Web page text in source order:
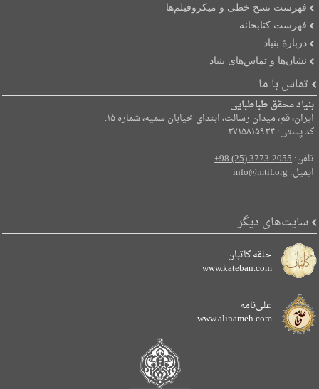
فهرست نسخ خطی و میکروفیلم‌ها
فهرست کتابخانه
دربارۀ بنیاد
نشان‌ها و تماس‌های بنیاد
تماس با ما
بنیاد محقق طباطبایی
ایران، قم، میدان رسالت، ابتدای خیابان سمیه، شماره ۱۵.
کد پستی: ۳۷۱۵۸۱۵۹۳۴
تلفن:+98 (25) 3773-2055
ایمیل:info@mtif.org
سایت‌های دیگر
حلقه کاتبان
www.kateban.com
علی‌نامه
www.alinameh.com